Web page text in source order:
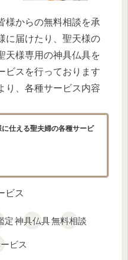
様からの無料相談を承
に届けたり、聖天様の
天様専用の神具仏具を
ビスを行っております
り、各種サービス内容
に仕える聖夫婦の各種サービ
ビス
定神具仏具無料相談
ビス